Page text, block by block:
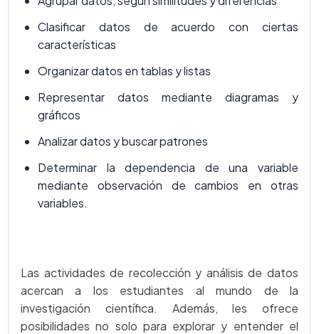
Clasificar datos de acuerdo con ciertas
características
Organizar datos en tablas y listas
Representar datos mediante diagramas y
gráficos
Analizar datos y buscar patrones
Determinar la dependencia de una variable
mediante observación de cambios en otras
variables.
Las actividades de recolección y análisis de datos
acercan a los estudiantes al mundo de la
investigación científica. Además, les ofrece
posibilidades no solo para explorar y entender el